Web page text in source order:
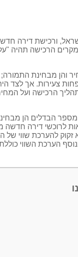
ורכישת דירה
הרכישה תהיה
והן מבחינת
צעירות. אך לצד
הרכישה ועל
הבדלים הן
לרוכשי דירה חדשה
להערכת שווי
ובנוסף הערכת